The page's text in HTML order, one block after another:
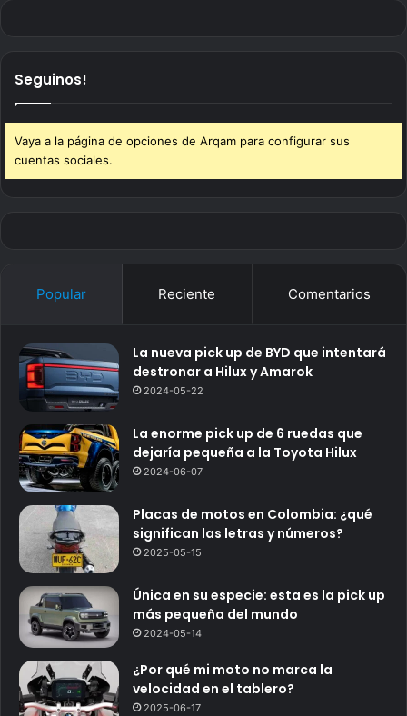
Seguinos!
Vaya a la página de opciones de Arqam para configurar sus
cuentas sociales.
Popular Reciente Comentarios
La nueva pick up de BYD que intentará
destronar a Hilux y Amarok
2024-05-22
La enorme pick up de 6 ruedas que
dejaría pequeña a la Toyota Hilux
2024-06-07
Placas de motos en Colombia: ¿qué
significan las letras y números?
2025-05-15
Única en su especie: esta es la pick up
más pequeña del mundo
2024-05-14
¿Por qué mi moto no marca la
velocidad en el tablero?
2025-06-17